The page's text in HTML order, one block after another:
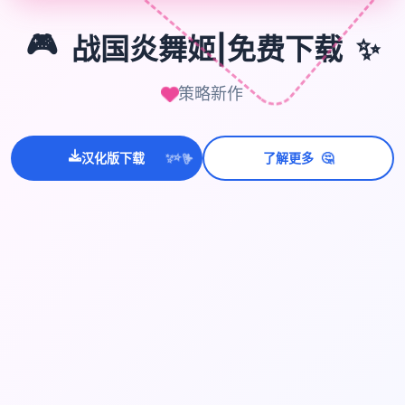
🎮 战国炎舞姬|免费下载 ✨
策略新作
汉化版下载 ✨⭐💫 了解更多 🤔